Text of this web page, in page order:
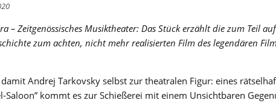
– Zeitgenössisches Musiktheater: Das Stück erzählt die zum Teil
zum achten, nicht mehr realisierten Film des legendären
Andrej Tarkovsky selbst zur theatralen Figur: eines
Saloon” kommt es zur Schießerei mit einem Unsichtbaren